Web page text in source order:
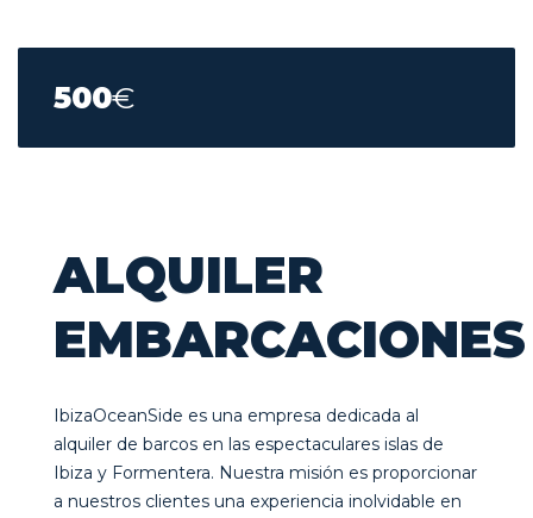
500€
ALQUILER
EMBARCACIONES
IbizaOceanSide es una empresa dedicada al
alquiler de barcos en las espectaculares islas de
Ibiza y Formentera. Nuestra misión es proporcionar
a nuestros clientes una experiencia inolvidable en